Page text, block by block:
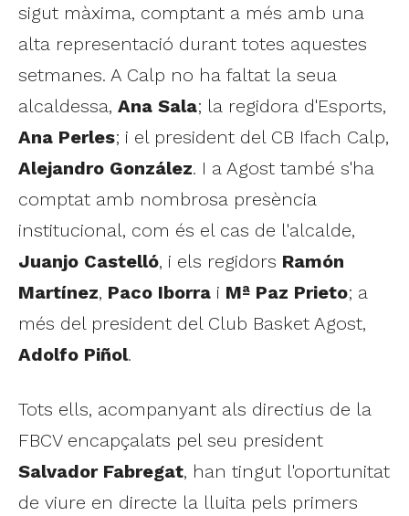
sigut màxima, comptant a més amb una
alta representació durant totes aquestes
setmanes. A Calp no ha faltat la seua
alcaldessa, Ana Sala; la regidora d'Esports,
Ana Perles; i el president del CB Ifach Calp,
Alejandro González. I a Agost també s'ha
comptat amb nombrosa presència
institucional, com és el cas de l'alcalde,
Juanjo Castelló, i els regidors Ramón
Martínez, Paco Iborra i Mª Paz Prieto; a
més del president del Club Basket Agost,
Adolfo Piñol.
Tots ells, acompanyant als directius de la
FBCV encapçalats pel seu president
Salvador Fabregat, han tingut l'oportunitat
de viure en directe la lluita pels primers